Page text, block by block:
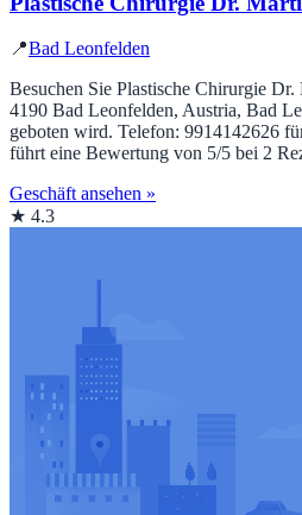
📍Bad Leonfelden
Besuchen Sie Plastische Chirurgie
4190 Bad Leonfelden, Austria, Bad
geboten wird. Telefon: 9914142626
führt eine Bewertung von 5/5 bei 2
Geschäft ansehen »
★ 4.3